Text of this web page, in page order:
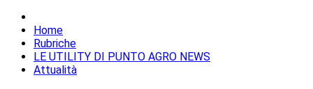
Home
Rubriche
LE UTILITY DI PUNTO AGRO NEWS
Attualità